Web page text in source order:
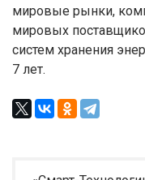
мировые рынки,
мировых
систем хранения
7 лет.